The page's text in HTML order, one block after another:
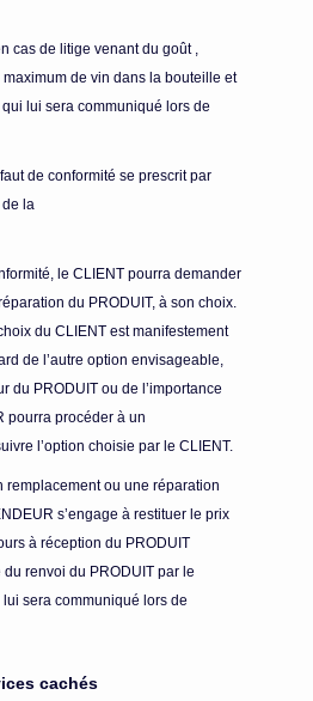
cas de litige venant du goût ,
maximum de vin dans la bouteille et
lui sera communiqué lors de
de conformité se prescrit par
la
le CLIENT pourra demander
du PRODUIT, à son choix.
du CLIENT est manifestement
de l’autre option envisageable,
du PRODUIT ou de l’importance
pourra procéder à un
l’option choisie par le CLIENT.
remplacement ou une réparation
s’engage à restituer le prix
à réception du PRODUIT
renvoi du PRODUIT par le
lui sera communiqué lors de
cachés